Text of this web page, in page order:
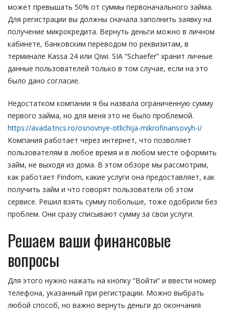
может превышать 50% от суммы первоначального займа.
Для регистрации вы должны сначала заполнить заявку на
получение микрокредита. Вернуть деньги можно в личном
кабинете, банковским переводом по реквизитам, в
терминале Kassa 24 или Qiwi. SIA “Schaefer” хранит личные
данные пользователей только в том случае, если на это
было дано согласие.
Недостатком компании я бы назвала ограниченную сумму
первого займа, но для меня это не было проблемой.
https://avada.tncs.ro/osnovnye-otlichija-mikrofinansovyh-i/
Компания работает через интернет, что позволяет
пользователям в любое время и в любом месте оформить
займ, не выходя из дома. В этом обзоре мы рассмотрим,
как работает Findom, какие услуги она предоставляет, как
получить займ и что говорят пользователи об этом
сервисе. Решил взять сумму побольше, тоже одобрили без
проблем. Они сразу списывают сумму за свои услуги.
Решаем ваши финансовые
вопросы
Для этого нужно нажать на кнопку “Войти” и ввести номер
телефона, указанный при регистрации. Можно выбрать
любой способ, но важно вернуть деньги до окончания